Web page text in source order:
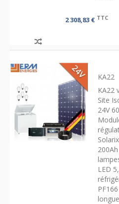
2 308,83 € TTC
KA22
KA22
Site
24V
LED